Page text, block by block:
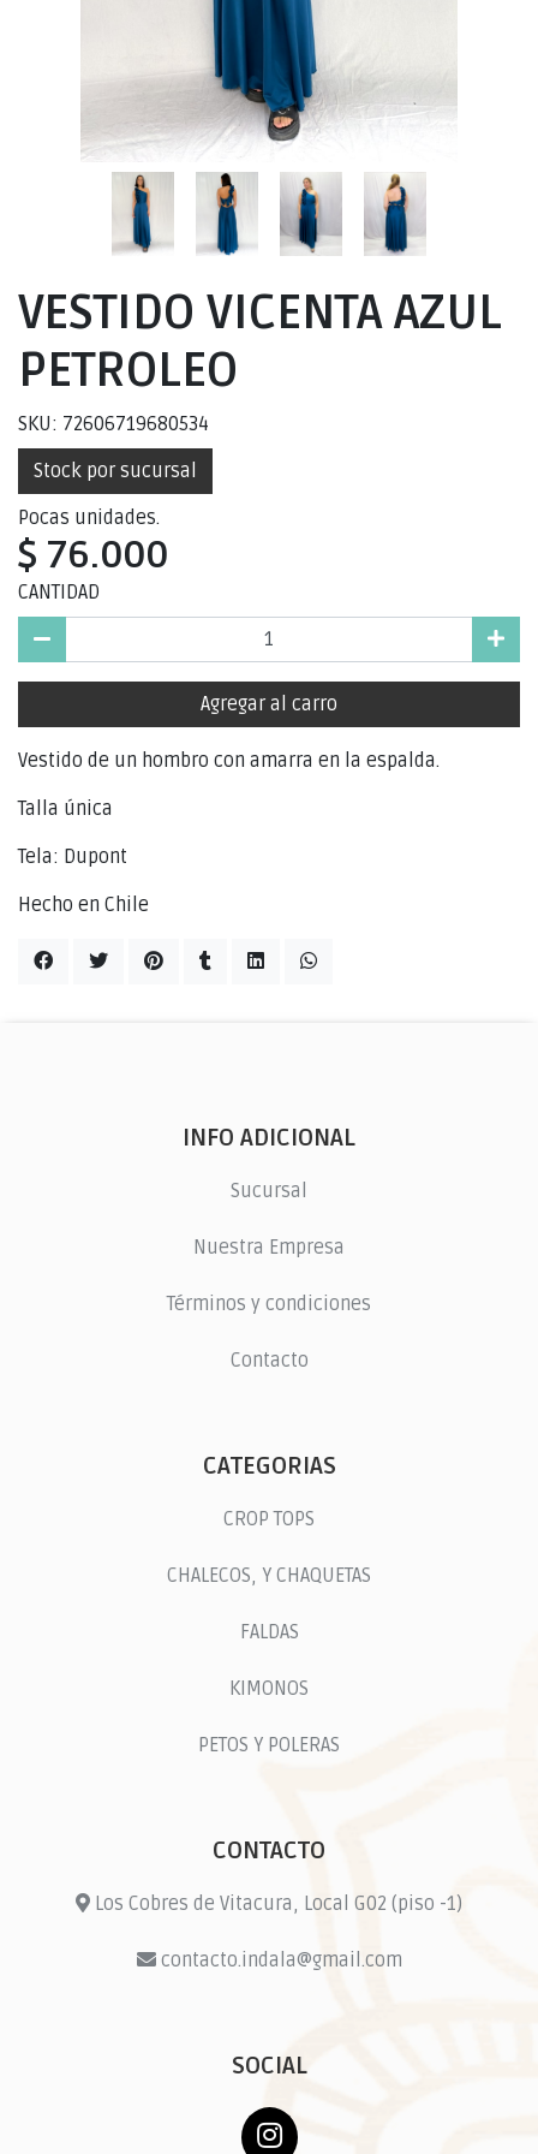
VESTIDO VICENTA AZUL
PETROLEO
SKU: 72606719680534
Stock por sucursal
Pocas unidades.
$ 76.000
CANTIDAD
Agregar al carro
Vestido de un hombro con amarra en la espalda.
Talla única
Tela: Dupont
Hecho en Chile
INFO ADICIONAL
Sucursal
Nuestra Empresa
Términos y condiciones
Contacto
CATEGORIAS
CROP TOPS
CHALECOS, Y CHAQUETAS
FALDAS
KIMONOS
PETOS Y POLERAS
CONTACTO
Los Cobres de Vitacura, Local G02 (piso -1)
contacto.indala@gmail.com
SOCIAL